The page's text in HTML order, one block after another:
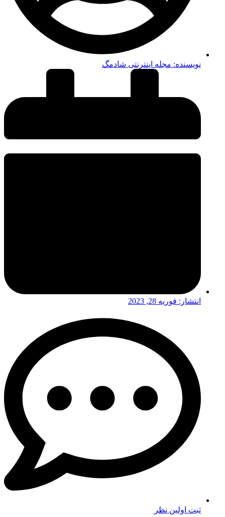
نویسنده: مجله اینترنتی شادمگ
انتشار: فوریه 28, 2023
ثبت اولین نظر